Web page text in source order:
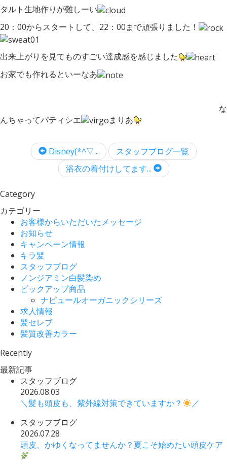
タルト生地作りが難しーい
20：00からスタートして、22：00まで頑張りました！
出来上がりを見てものすごい達成感を感じました
お家でも作れるといーなあ
な
んちゃってパティシエ
まりあ
Disney(*^▽...
スタッフブログ一覧
浴衣の着付けしてます...
Category
カテゴリー
お客様からいただいたメッセージ
お知らせ
キャンペーン情報
キラ髪
スタッフブログ
ノンジアミン白髪染め
ピックアップ商品
ナピュールオーガニックシリーズ
求人情報
髪セレブ
髪質改善カラー
Recently
最新記事
スタッフブログ
2026.08.03
＼髪も頭皮も、紫外線対策できていますか？
／
スタッフブログ
2026.07.28
頭皮、かゆくなってませんか？夏こそ始めたい頭皮ケア